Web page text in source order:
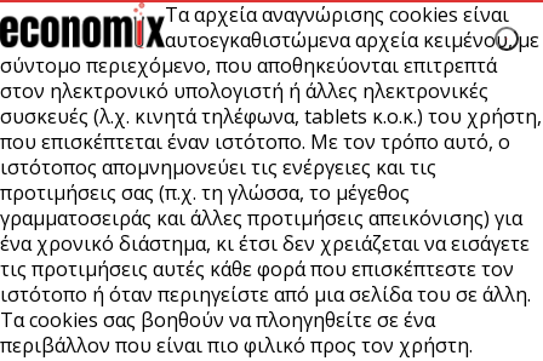
Τα αρχεία αναγνώρισης cookies είναι
αυτοεγκαθιστώμενα αρχεία κειμένου, με
σύντομο περιεχόμενο, που αποθηκεύονται επιτρεπτά
στον ηλεκτρονικό υπολογιστή ή άλλες ηλεκτρονικές
συσκευές (λ.χ. κινητά τηλέφωνα, tablets κ.ο.κ.) του χρήστη,
που επισκέπτεται έναν ιστότοπο. Με τον τρόπο αυτό, ο
ιστότοπος απομνημονεύει τις ενέργειες και τις
προτιμήσεις σας (π.χ. τη γλώσσα, το μέγεθος
γραμματοσειράς και άλλες προτιμήσεις απεικόνισης) για
ένα χρονικό διάστημα, κι έτσι δεν χρειάζεται να εισάγετε
τις προτιμήσεις αυτές κάθε φορά που επισκέπτεστε τον
ιστότοπο ή όταν περιηγείστε από μια σελίδα του σε άλλη.
Τα cookies σας βοηθούν να πλοηγηθείτε σε ένα
περιβάλλον που είναι πιο φιλικό προς τον χρήστη.